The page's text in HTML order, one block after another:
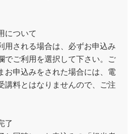
について
用される場合は、必ずお申込み
でご利用を選択して下さい。ご
お申込みをされた場合には、電
講料とはなりませんので、ご注
了